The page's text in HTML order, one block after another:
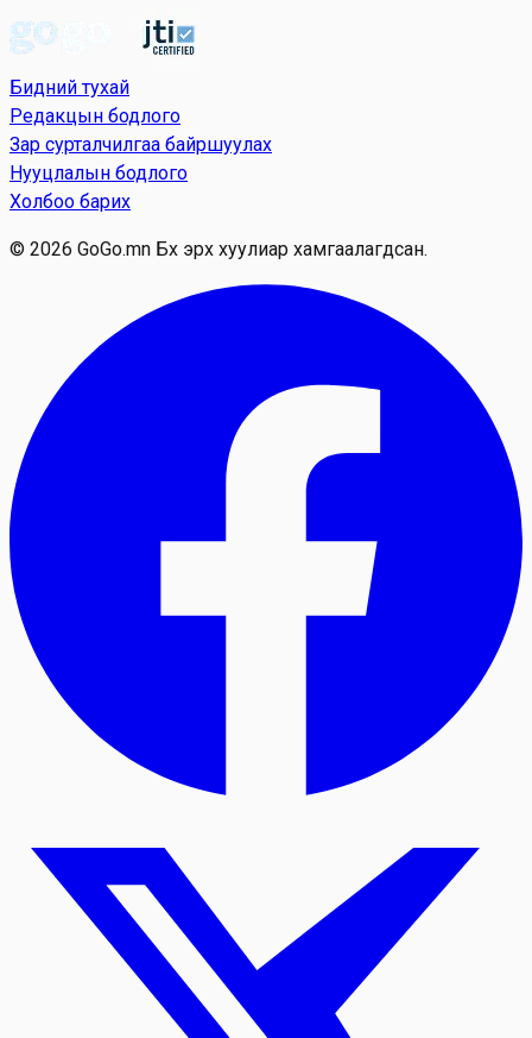
Skip to main content
Бидний тухай
Редакцын бодлого
Зар сурталчилгаа байршуулах
Нууцлалын бодлого
Холбоо барих
© 2026 GoGo.mn Бүх эрх хуулиар хамгаалагдсан.